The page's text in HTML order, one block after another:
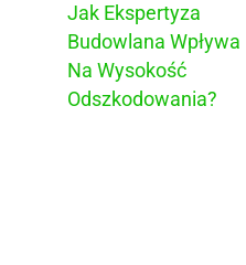
Jak Ekspertyza
Budowlana Wpływa
Na Wysokość
Odszkodowania?